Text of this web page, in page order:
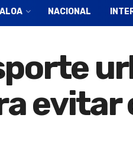
NACIONAL
evitar